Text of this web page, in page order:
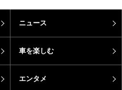
ニュース
車を楽しむ
エンタメ